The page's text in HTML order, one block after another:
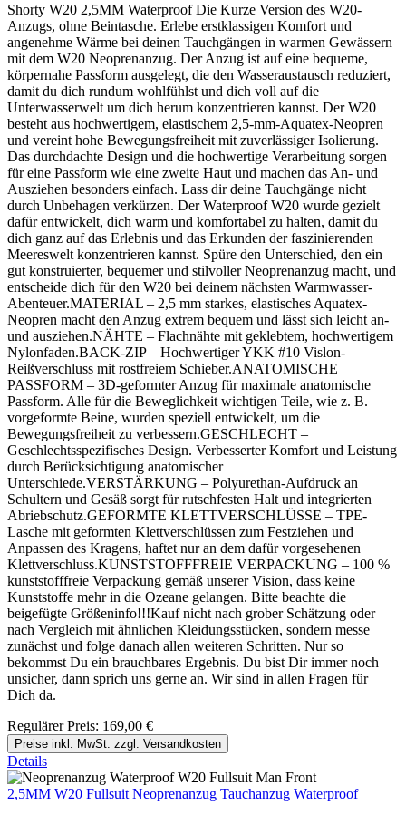
Shorty W20 2,5MM Waterproof Die Kurze Version des W20-
Anzugs, ohne Beintasche. Erlebe erstklassigen Komfort und
angenehme Wärme bei deinen Tauchgängen in warmen Gewässern
mit dem W20 Neoprenanzug. Der Anzug ist auf eine bequeme,
körpernahe Passform ausgelegt, die den Wasseraustausch reduziert,
damit du dich rundum wohlfühlst und dich voll auf die
Unterwasserwelt um dich herum konzentrieren kannst. Der W20
besteht aus hochwertigem, elastischem 2,5-mm-Aquatex-Neopren
und vereint hohe Bewegungsfreiheit mit zuverlässiger Isolierung.
Das durchdachte Design und die hochwertige Verarbeitung sorgen
für eine Passform wie eine zweite Haut und machen das An- und
Ausziehen besonders einfach. Lass dir deine Tauchgänge nicht
durch Unbehagen verkürzen. Der Waterproof W20 wurde gezielt
dafür entwickelt, dich warm und komfortabel zu halten, damit du
dich ganz auf das Erlebnis und das Erkunden der faszinierenden
Meereswelt konzentrieren kannst. Spüre den Unterschied, den ein
gut konstruierter, bequemer und stilvoller Neoprenanzug macht, und
entscheide dich für den W20 bei deinem nächsten Warmwasser-
Abenteuer.MATERIAL – 2,5 mm starkes, elastisches Aquatex-
Neopren macht den Anzug extrem bequem und lässt sich leicht an-
und ausziehen.NÄHTE – Flachnähte mit geklebtem, hochwertigem
Nylonfaden.BACK-ZIP – Hochwertiger YKK #10 Vislon-
Reißverschluss mit rostfreiem Schieber.ANATOMISCHE
PASSFORM – 3D-geformter Anzug für maximale anatomische
Passform. Alle für die Beweglichkeit wichtigen Teile, wie z. B.
vorgeformte Beine, wurden speziell entwickelt, um die
Bewegungsfreiheit zu verbessern.GESCHLECHT –
Geschlechtsspezifisches Design. Verbesserter Komfort und Leistung
durch Berücksichtigung anatomischer
Unterschiede.VERSTÄRKUNG – Polyurethan-Aufdruck an
Schultern und Gesäß sorgt für rutschfesten Halt und integrierten
Abriebschutz.GEFORMTE KLETTVERSCHLÜSSE – TPE-
Lasche mit geformten Klettverschlüssen zum Festziehen und
Anpassen des Kragens, haftet nur an dem dafür vorgesehenen
Klettverschluss.KUNSTSTOFFFREIE VERPACKUNG – 100 %
kunststofffreie Verpackung gemäß unserer Vision, dass keine
Kunststoffe mehr in die Ozeane gelangen. Bitte beachte die
beigefügte Größeninfo!!!Kauf nicht nach grober Schätzung oder
nach Vergleich mit ähnlichen Kleidungsstücken, sondern messe
zunächst und folge danach allen weiteren Schritten. Nur so
bekommst Du ein brauchbares Ergebnis. Du bist Dir immer noch
unsicher, dann sprich uns gerne an. Wir sind in allen Fragen für
Dich da.
Regulärer Preis: 169,00 €
Preise inkl. MwSt. zzgl. Versandkosten
Details
2,5MM W20 Fullsuit Neoprenanzug Tauchanzug Waterproof